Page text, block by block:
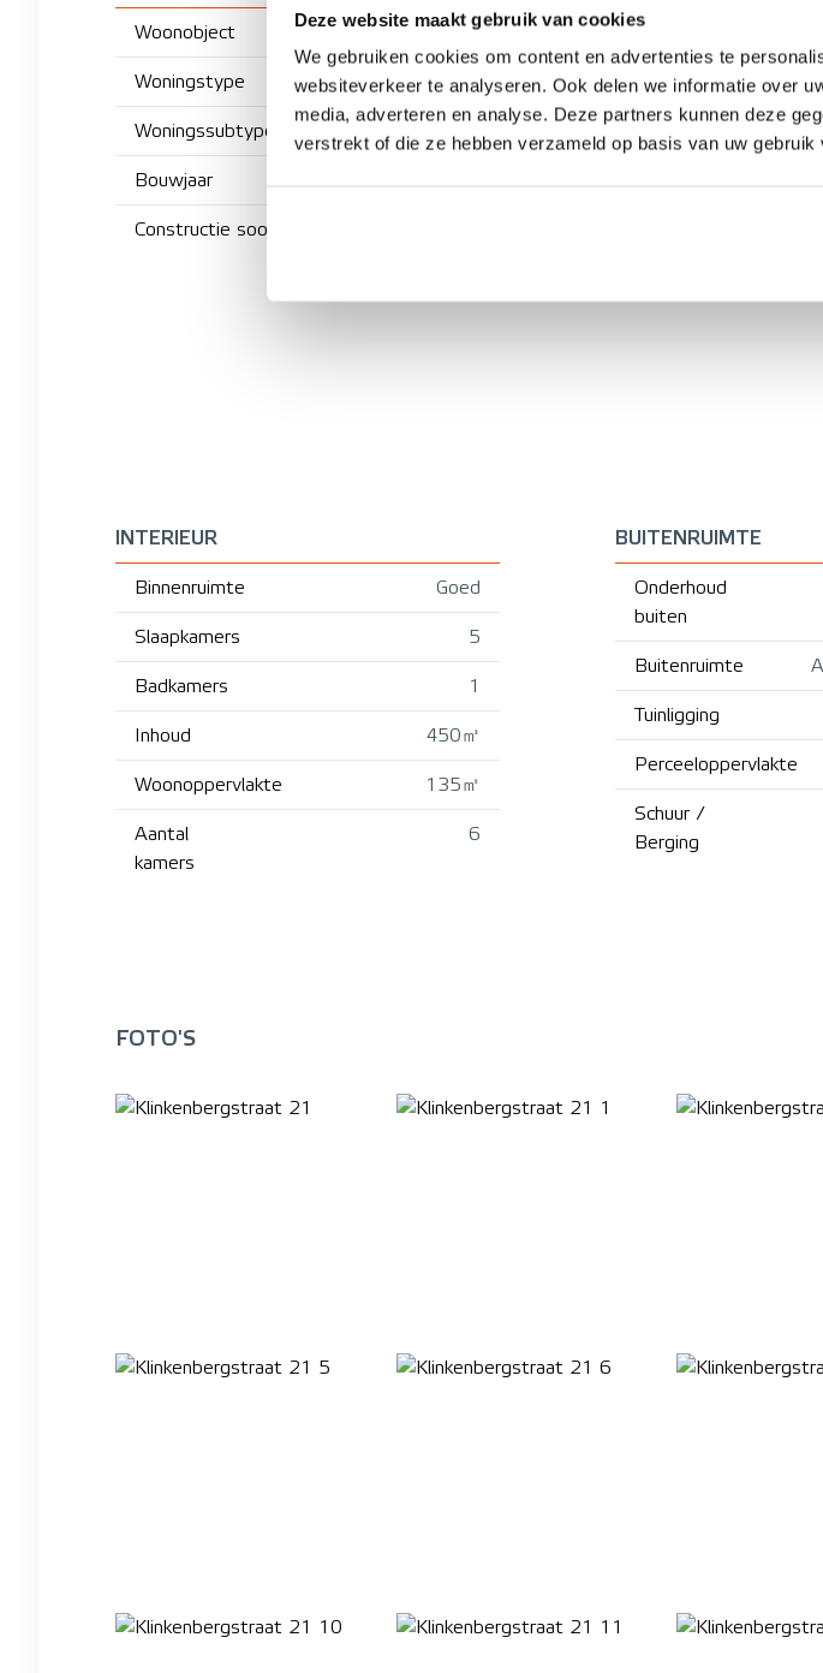
Deze website maakt gebruik van cookies
We gebruiken cookies om content en advertenties te
websiteverkeer te analyseren. Ook delen we informatie over
media, adverteren en analyse. Deze partners kunnen deze
verstrekt of die ze hebben verzameld op basis van uw gebruik
Woonobject
Woningstype Eengezinswoning
Woningssubtype Tussenwoning
Bouwjaar
Constructie soort
INTERIEUR
Binnenruimte Goed
Slaapkamers 5
Badkamers 1
Inhoud 450㎥
Woonoppervlakte 135㎡
Aantal
kamers
6
BUITENRUIMTE
Onderhoud
buiten
Buitenruimte
Tuinligging
Perceeloppervlakte
Schuur /
Berging
FOTO'S